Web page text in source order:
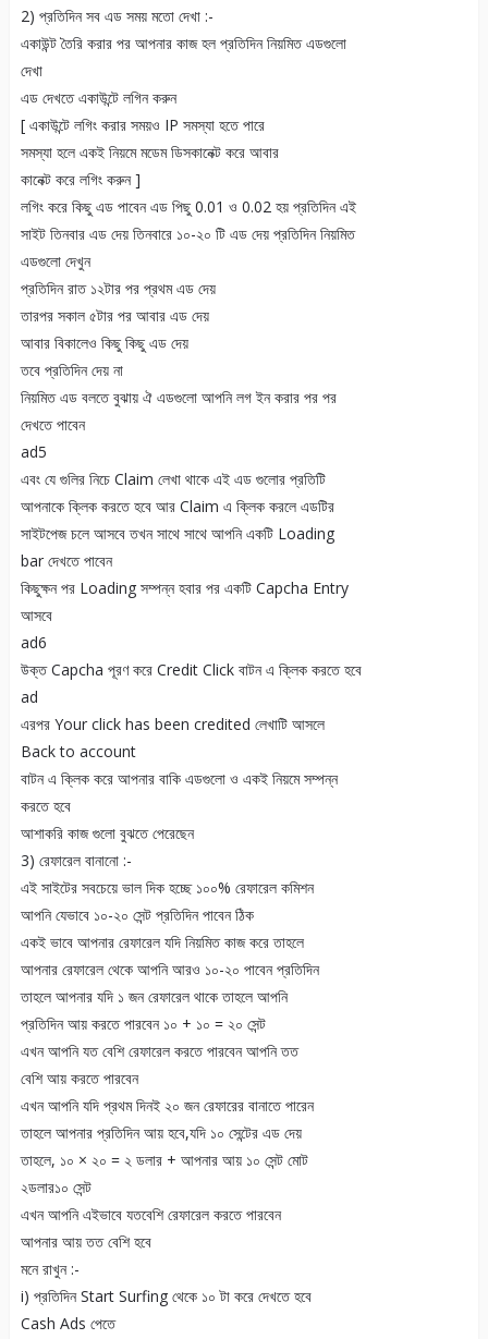
2) প্রতিদিন সব এড সময় মতো দেখা :-
একাউন্ট তৈরি করার পর আপনার কাজ হল প্রতিদিন নিয়মিত এডগুলো
দেখা
এড দেখতে একাউন্টে লগিন করুন
[ একাউন্টে লগিং করার সময়ও IP সমস্যা হতে পারে
সমস্যা হলে একই নিয়মে মডেম ডিসকানেক্ট করে আবার
কানেক্ট করে লগিং করুন ]
লগিং করে কিছু এড পাবেন এড পিছু 0.01 ও 0.02 হয় প্রতিদিন এই
সাইট তিনবার এড দেয় তিনবারে ১০-২০ টি এড দেয় প্রতিদিন নিয়মিত
এডগুলো দেখুন
প্রতিদিন রাত ১২টার পর প্রথম এড দেয়
তারপর সকাল ৫টার পর আবার এড দেয়
আবার বিকালেও কিছু কিছু এড দেয়
তবে প্রতিদিন দেয় না
নিয়মিত এড বলতে বুঝায় ঐ এডগুলো আপনি লগ ইন করার পর পর
দেখতে পাবেন
ad5
এবং যে গুলির নিচে Claim লেখা থাকে এই এড গুলোর প্রতিটি
আপনাকে ক্লিক করতে হবে আর Claim এ ক্লিক করলে এডটির
সাইটপেজ চলে আসবে তখন সাথে সাথে আপনি একটি Loading
bar দেখতে পাবেন
কিছুক্ষন পর Loading সম্পন্ন হবার পর একটি Capcha Entry
আসবে
ad6
উক্ত Capcha পূরণ করে Credit Click বাটন এ ক্লিক করতে হবে
ad
এরপর Your click has been credited লেখাটি আসলে
Back to account
বাটন এ ক্লিক করে আপনার বাকি এডগুলো ও একই নিয়মে সম্পন্ন
করতে হবে
আশাকরি কাজ গুলো বুঝতে পেরেছেন
3) রেফারেল বানানো :-
এই সাইটের সবচেয়ে ভাল দিক হচ্ছে ১০০% রেফারেল কমিশন
আপনি যেভাবে ১০-২০ সেন্ট প্রতিদিন পাবেন ঠিক
একই ভাবে আপনার রেফারেল যদি নিয়মিত কাজ করে তাহলে
আপনার রেফারেল থেকে আপনি আরও ১০-২০ পাবেন প্রতিদিন
তাহলে আপনার যদি ১ জন রেফারেল থাকে তাহলে আপনি
প্রতিদিন আয় করতে পারবেন ১০ + ১০ = ২০ সেন্ট
এখন আপনি যত বেশি রেফারেল করতে পারবেন আপনি তত
বেশি আয় করতে পারবেন
এখন আপনি যদি প্রথম দিনই ২০ জন রেফারের বানাতে পারেন
তাহলে আপনার প্রতিদিন আয় হবে,যদি ১০ সেন্টের এড দেয়
তাহলে, ১০ × ২০ = ২ ডলার + আপনার আয় ১০ সেন্ট মোট
২ডলার১০ সেন্ট
এখন আপনি এইভাবে যতবেশি রেফারেল করতে পারবেন
আপনার আয় তত বেশি হবে
মনে রাখুন :-
i) প্রতিদিন Start Surfing থেকে ১০ টা করে দেখতে হবে
Cash Ads পেতে